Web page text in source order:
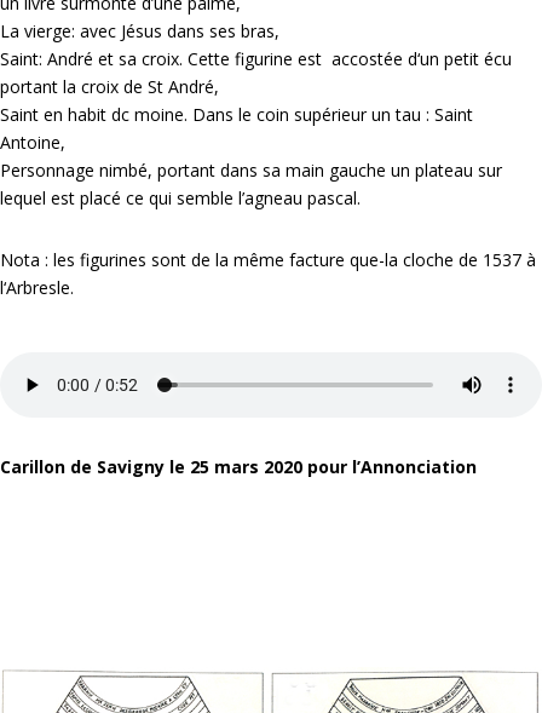
La vierge: avec Jésus dans ses bras,
Saint: André et sa croix. Cette figurine est accostée d‘un petit écu
portant la croix de St André,
Saint en habit dc moine. Dans le coin supérieur un tau : Saint
Antoine,
Personnage nimbé, portant dans sa main gauche un plateau sur
lequel est placé ce qui semble l’agneau pascal.
Nota : les figurines sont de la même facture que-la cloche de 1537 à
l‘Arbresle.
Carillon de Savigny le 25 mars 2020 pour l’Annonciation